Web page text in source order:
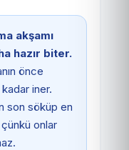
akşamı
hazır biter.
önce
iner.
son söküp en
onlar